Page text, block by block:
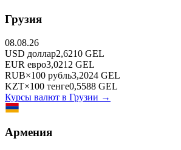
Грузия
08.08.26
USD доллар2,6210 GEL
EUR евро3,0212 GEL
RUB×100 рубль3,2024 GEL
KZT×100 тенге0,5588 GEL
Курсы валют в Грузии →
Армения